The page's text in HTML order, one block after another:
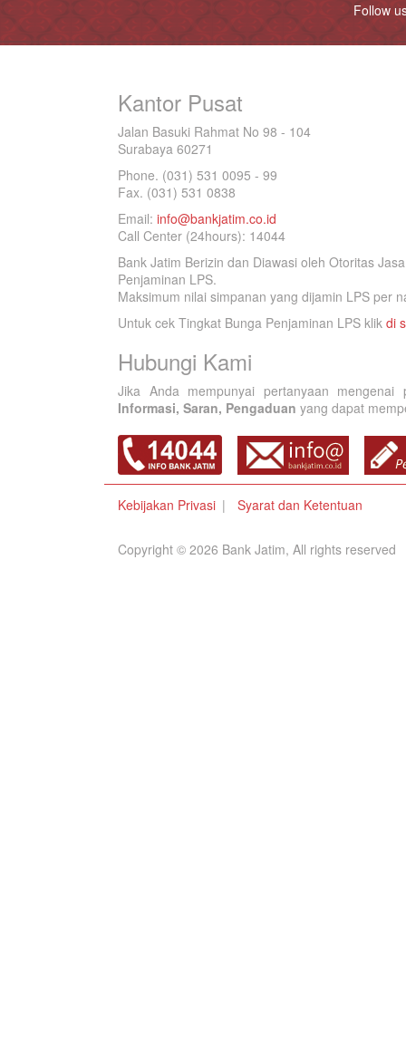
Follow
Kantor Pusat
Jalan Basuki Rahmat No 98 - 104
Surabaya 60271
Phone. (031) 531 0095 - 99
Fax. (031) 531 0838
Email: info@bankjatim.co.id
Call Center (24hours): 14044
Bank Jatim Berizin dan Diawasi oleh Otoritas
Penjaminan LPS.
Maksimum nilai simpanan yang dijamin LPS per
Untuk cek Tingkat Bunga Penjaminan LPS klik di
Hubungi Kami
Jika Anda mempunyai pertanyaan
Informasi, Saran, Pengaduan yang dapat
Kebijakan Privasi Syarat dan Ketentuan
Copyright © 2026 Bank Jatim, All rights reserved